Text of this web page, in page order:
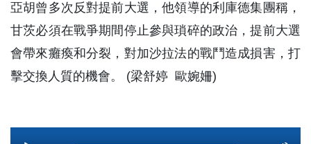
亞胡曾多次反對提前大選，他領導的利庫德集團稱，
甘茨必須在戰爭期間停止參與瑣碎的政治，提前大選
會帶來癱瘓和分裂，對加沙拉法的戰鬥造成損害，打
擊交換人質的機會。 (梁舒婷 歐婉姍)